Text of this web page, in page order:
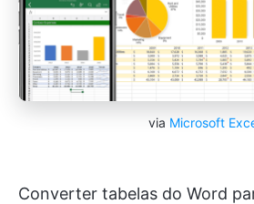
via Microsoft
Converter tabelas do Word